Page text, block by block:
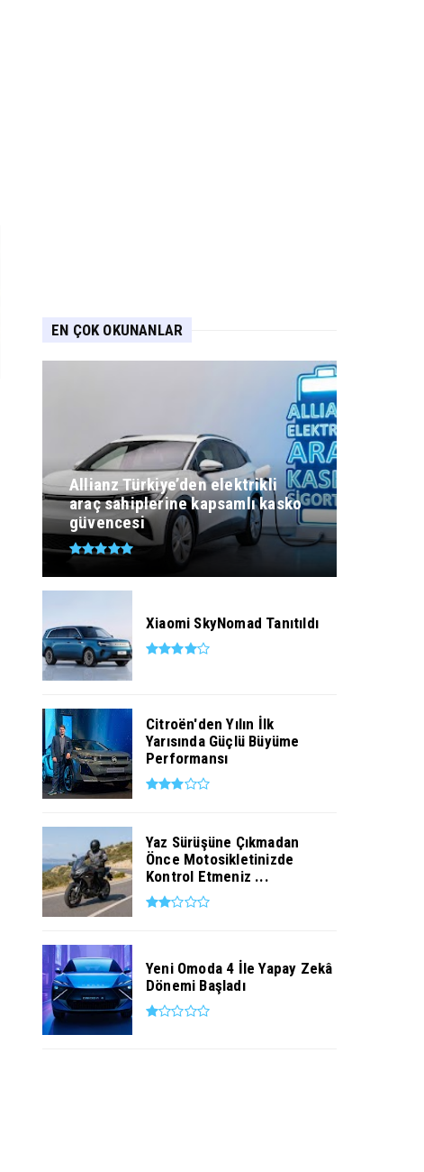
EN ÇOK OKUNANLAR
Allianz Türkiye’den elektrikli
araç sahiplerine kapsamlı kasko
güvencesi
Xiaomi SkyNomad Tanıtıldı
Citroën'den Yılın İlk
Yarısında Güçlü Büyüme
Performansı
Yaz Sürüşüne Çıkmadan
Önce Motosikletinizde
Kontrol Etmeniz ...
Yeni Omoda 4 İle Yapay Zekâ
Dönemi Başladı